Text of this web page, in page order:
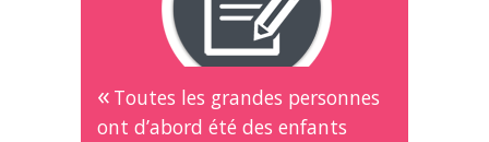
Toutes les grandes personnes
ont d’abord été des enfants